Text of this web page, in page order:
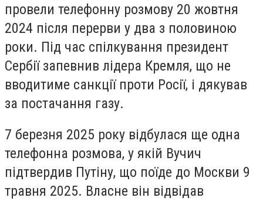
провели телефонну розмову 20 жовтня
2024 після перерви у два з половиною
роки. Під час cпілкування президент
Сербії запевнив лідера Кремля, що не
вводитиме санкції проти Росії, і дякував
за постачання газу.
7 березня 2025 року відбулася ще одна
телефонна розмова, у якій Вучич
підтвердив Путіну, що поїде до Москви 9
травня 2025. Власне він відвідав